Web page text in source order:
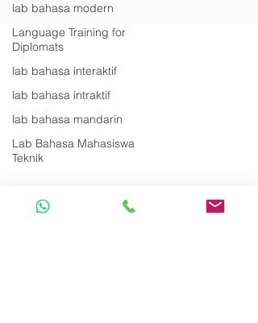
lab bahasa modern
Language Training for
Diplomats
lab bahasa interaktif
lab bahasa intraktif
lab bahasa mandarin
Lab Bahasa Mahasiswa
Teknik